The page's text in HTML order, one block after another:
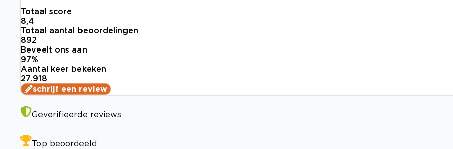
Totaal score
8,4
Totaal aantal beoordelingen
892
Beveelt ons aan
97%
Aantal keer bekeken
27.918
schrijf een review
Geverifieerde reviews
Top beoordeeld